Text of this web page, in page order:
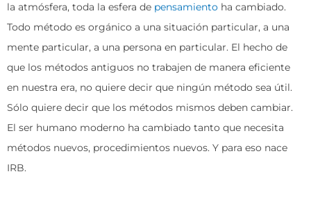
la atmósfera, toda la esfera de pensamiento ha cambiado.
Todo método es orgánico a una situación particular, a una
mente particular, a una persona en particular. El hecho de
que los métodos antiguos no trabajen de manera eficiente
en nuestra era, no quiere decir que ningún método sea útil.
Sólo quiere decir que los métodos mismos deben cambiar.
El ser humano moderno ha cambiado tanto que necesita
métodos nuevos, procedimientos nuevos. Y para eso nace
IRB.